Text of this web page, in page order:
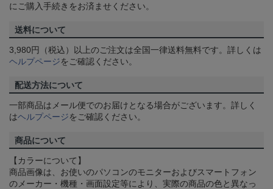
にご購入手続きをお済ませください。
送料について
3,980円（税込）以上のご注文は全国一律送料無料です。詳しくは
ヘルプページをご確認ください。
配送方法について
一部商品はメール便でのお届けとなる場合がございます。詳しく
はヘルプページをご確認ください。
商品について
【カラーについて】
商品画像は、お使いのパソコンのモニターおよびスマートフォン
のメーカー・機種・画面設定等により、実際の商品の色と異なっ